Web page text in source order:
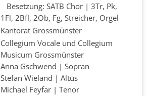
Besetzung: SATB Chor | 3Tr, Pk,
1Fl, 2Bfl, 2Ob, Fg, Streicher, Orgel
Kantorat Grossmünster
Collegium Vocale und Collegium
Musicum Grossmünster
Anna Gschwend | Sopran
Stefan Wieland | Altus
Michael Feyfar | Tenor